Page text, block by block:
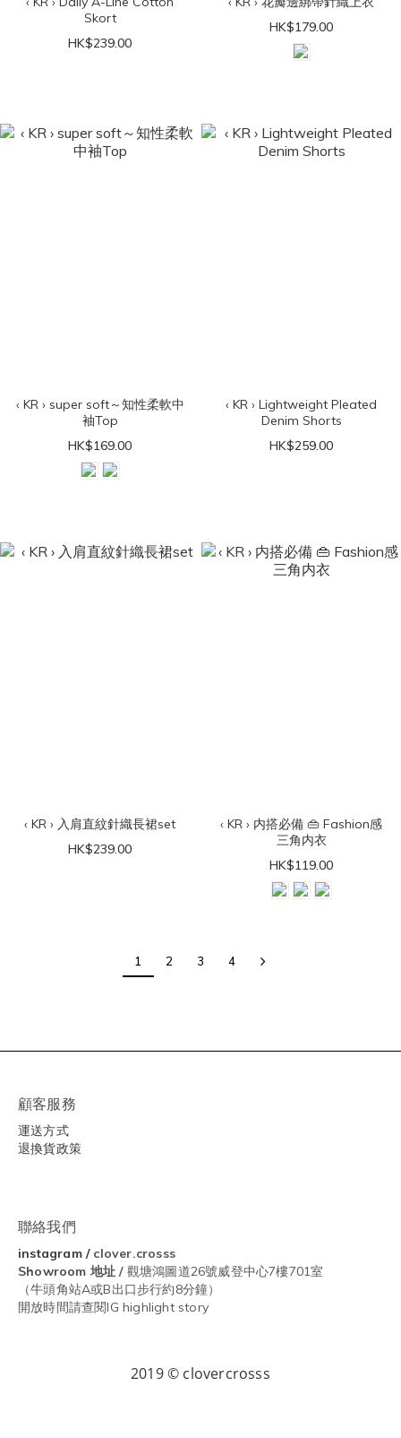
Skort
HK$239.00
HK$179.00
‹ KR › super soft～知性柔軟中
袖Top
HK$169.00
‹ KR › Lightweight Pleated
Denim Shorts
HK$259.00
‹ KR › 入肩直紋針織長裙set
HK$239.00
‹ KR › 内搭必備 👜 Fashion感
三角内衣
HK$119.00
1 2 3 4
顧客服務
運送方式
退換貨政策
聯絡我們
instagram/ clover.crosss
Showroom 地址 / 觀塘鴻圖道26號威登中心7樓701室
（牛頭角站A或B出口步行約8分鐘）
開放時間請查閱IG highlight story
2019 © clovercrosss